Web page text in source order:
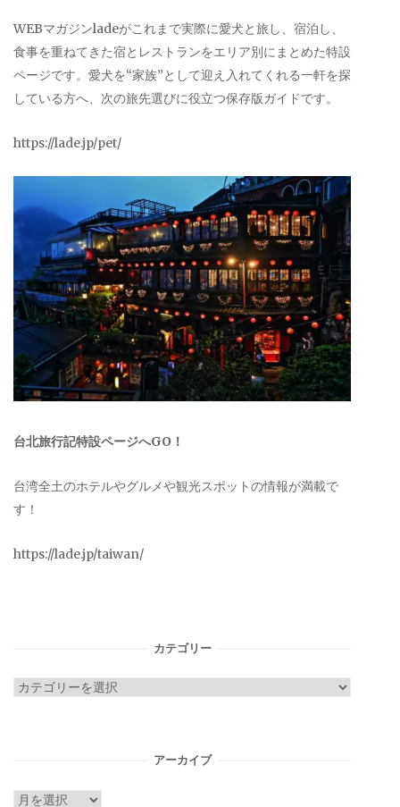
WEBマガジンladeがこれまで実際に愛犬と旅し、宿泊し、
食事を重ねてきた宿とレストランをエリア別にまとめた特設
ページです。愛犬を“家族”として迎え入れてくれる一軒を探
している方へ、次の旅先選びに役立つ保存版ガイドです。
https://lade.jp/pet/
台北旅行記特設ページへGO！
台湾全土のホテルやグルメや観光スポットの情報が満載で
す！
https://lade.jp/taiwan/
カテゴリー
カ
アーカイブ
ア